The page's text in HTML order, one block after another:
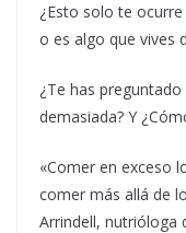
¿Esto solo te
o es algo que vives
¿Te has
demasiada? Y
«Comer en exceso
comer más allá de
Arrindell, nutrióloga